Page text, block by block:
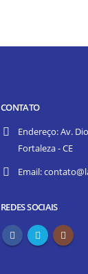
CONTATO
Endereço:Av.
Fortaleza - CE
Email:
REDES SOCIAIS